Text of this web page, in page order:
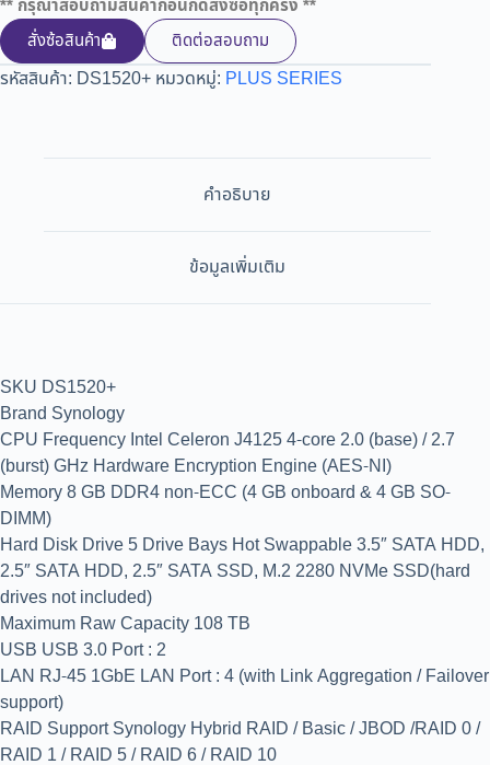
** กรุณาสอบถามสินค้าก่อนกดสั่งซื้อทุกครั้ง **
สั่งซ้อสินค้า
ติดต่อสอบถาม
รหัสสินค้า: DS1520+ หมวดหมู่: PLUS SERIES
คำอธิบาย
ข้อมูลเพิ่มเติม
SKU DS1520+
Brand Synology
CPU Frequency Intel Celeron J4125 4-core 2.0 (base) / 2.7
(burst) GHz Hardware Encryption Engine (AES-NI)
Memory 8 GB DDR4 non-ECC (4 GB onboard & 4 GB SO-
DIMM)
Hard Disk Drive 5 Drive Bays Hot Swappable 3.5″ SATA HDD,
2.5″ SATA HDD, 2.5″ SATA SSD, M.2 2280 NVMe SSD(hard
drives not included)
Maximum Raw Capacity 108 TB
USB USB 3.0 Port : 2
LAN RJ-45 1GbE LAN Port : 4 (with Link Aggregation / Failover
support)
RAID Support Synology Hybrid RAID / Basic / JBOD /RAID 0 /
RAID 1 / RAID 5 / RAID 6 / RAID 10